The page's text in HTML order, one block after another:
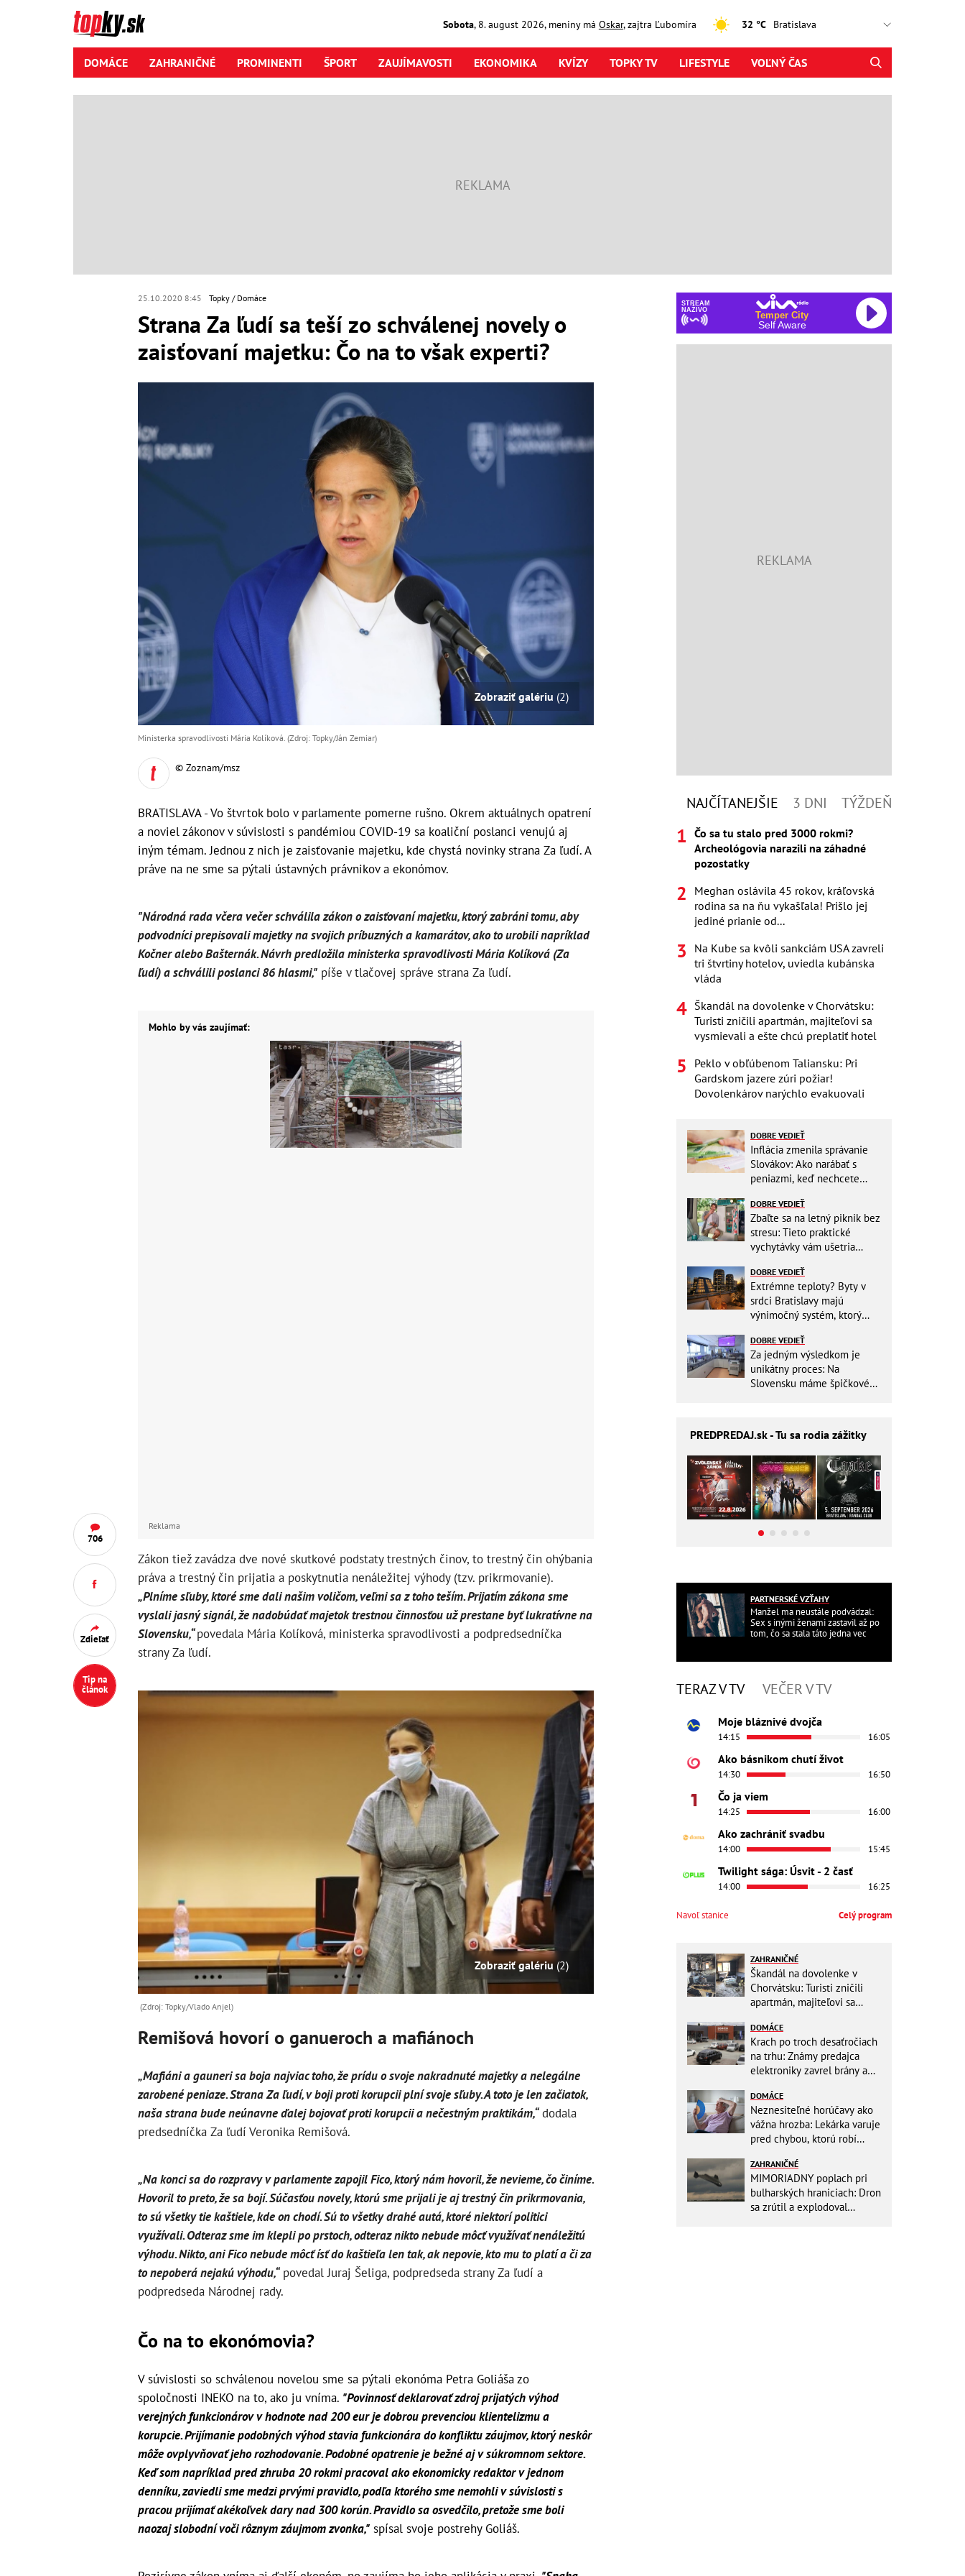
Sobota, 8. august2026, meniny má Oskar, zajtra Ľubomíra 32 °C
DOMÁCE ZAHRANIČNÉ PROMINENTI ŠPORT ZAUJÍMAVOSTI EKONOMIKA KVÍZY TOPKY TV LIFESTYLE VOĽNÝ ČAS
25.10.2020 8:45 Topky Domáce
Strana Za ľudí sa teší zo schválenej novely o
zaisťovaní majetku: Čo na to však experti?
706
Zdieľať
Tip na
článok
Zobraziť galériu (2)
Ministerka spravodlivosti Mária Kolíková. (Zdroj: Topky/Ján Zemiar)
© Zoznam/msz
BRATISLAVA - Vo štvrtok bolo v parlamente pomerne rušno. Okrem aktuálnych opatrení
a noviel zákonov v súvislosti s pandémiou COVID-19 sa koaliční poslanci venujú aj
iným témam. Jednou z nich je zaisťovanie majetku, kde chystá novinky strana Za ľudí. A
práve na ne sme sa pýtali ústavných právnikov a ekonómov.
"Národná rada včera večer schválila zákon o zaisťovaní majetku, ktorý zabráni tomu, aby
podvodníci prepisovali majetky na svojich príbuzných a kamarátov, ako to urobili napríklad
Kočner alebo Bašternák. Návrh predložila ministerka spravodlivosti Mária Kolíková (Za
ľudí) a schválili poslanci 86 hlasmi," píše v tlačovej správe strana Za ľudí.
Mohlo by vás zaujímať:
Reklama
Zákon tiež zavádza dve nové skutkové podstaty trestných činov, to trestný čin ohýbania
práva a trestný čin prijatia a poskytnutia nenáležitej výhody (tzv. prikrmovanie).
„Plníme sľuby, ktoré sme dali našim voličom, veľmi sa z toho teším. Prijatím zákona sme
vyslali jasný signál, že nadobúdať majetok trestnou činnosťou už prestane byť lukratívne na
Slovensku,“povedala Mária Kolíková, ministerka spravodlivosti a podpredsedníčka
strany Za ľudí.
Zobraziť galériu(2)
(Zdroj: Topky/Vlado Anjel)
Remišová hovorí o ganueroch a mafiánoch
„Mafiáni a gauneri sa boja najviac toho, že prídu o svoje nakradnuté majetky a nelegálne
zarobené peniaze. Strana Za ľudí, v boji proti korupcii plní svoje sľuby. A toto je len začiatok,
naša strana bude neúnavne ďalej bojovať proti korupcii a nečestným praktikám,“dodala
predsedníčka Za ľudí Veronika Remišová.
„Na konci sa do rozpravy v parlamente zapojil Fico, ktorý nám hovoril, že nevieme, čo činíme.
Hovoril to preto, že sa bojí. Súčasťou novely, ktorú sme prijali je aj trestný čin prikrmovania,
to sú všetky tie kaštiele, kde on chodí. Sú to všetky drahé autá, ktoré niektorí politici
využívali. Odteraz sme im klepli po prstoch, odteraz nikto nebude môcť využívať nenáležitú
výhodu. Nikto, ani Fico nebude môcť ísť do kaštieľa len tak, ak nepovie, kto mu to platí a či za
to nepoberá nejakú výhodu,“povedal Juraj Šeliga, podpredseda strany Za ľudí a
podpredseda Národnej rady.
Čo na to ekonómovia?
V súvislosti so schválenou novelou sme sa pýtali ekonóma Petra Goliáša zo
spoločnosti INEKO na to, ako ju vníma. "Povinnosť deklarovať zdroj prijatých výhod
verejných funkcionárov v hodnote nad 200 eur je dobrou prevenciou klientelizmu a
korupcie. Prijímanie podobných výhod stavia funkcionára do konfliktu záujmov, ktorý neskôr
môže ovplyvňovať jeho rozhodovanie. Podobné opatrenie je bežné aj v súkromnom sektore.
Keď som napríklad pred zhruba 20 rokmi pracoval ako ekonomicky redaktor v jednom
denníku, zaviedli sme medzi prvými pravidlo, podľa ktorého sme nemohli v súvislosti s
pracou prijímať akékoľvek dary nad 300 korún. Pravidlo sa osvedčilo, pretože sme boli
naozaj slobodní voči rôznym záujmom zvonka," spísal svoje postrehy Goliáš.
STREAM
NAŽIVO
Temper City
Self Aware
NAJČÍTANEJŠIE 3 DNI TÝŽDEŇ
Čo sa tu stalo pred 3000 rokmi?
Archeológovia narazili na záhadné
pozostatky
Meghan oslávila 45 rokov, kráľovská
rodina sa na ňu vykašľala! Prišlo jej
jediné prianie od...
Na Kube sa kvôli sankciám USA zavreli
tri štvrtiny hotelov, uviedla kubánska
vláda
Škandál na dovolenke v Chorvátsku:
Turisti zničili apartmán, majiteľovi sa
vysmievali a ešte chcú preplatiť hotel
Peklo v obľúbenom Taliansku: Pri
Gardskom jazere zúri požiar!
Dovolenkárov narýchlo evakuovali
DOBRE VEDIEŤ
Inflácia zmenila správanie
Slovákov: Ako narábať s
peniazmi, keď nechcete
DOBRE VEDIEŤ
Zbaľte sa na letný piknik bez
stresu: Tieto praktické
vychytávky vám ušetria
DOBRE VEDIEŤ
Extrémne teploty? Byty v
srdci Bratislavy majú
výnimočný systém, ktorý
DOBRE VEDIEŤ
Za jedným výsledkom je
unikátny proces: Na
Slovensku máme špičkové
PREDPREDAJ.sk - Tu sa rodia zážitky
PARTNERSKÉ VZŤAHY
Manžel ma neustále podvádzal:
Sex s inými ženami zastavil až po
tom, čo sa stala táto jedna vec
TERAZ V TV VEČER V TV
Moje bláznivé dvojča
14:15 16:05
Ako básnikom chutí život
14:30 16:50
Čo ja viem
14:25 16:00
Ako zachrániť svadbu
14:00 15:45
Twilight sága: Úsvit - 2 časť
14:00 16:25
Navoľ stanice Celý program
ZAHRANIČNÉ
Škandál na dovolenke v
Chorvátsku: Turisti zničili
apartmán, majiteľovi sa
preplatiť hotel
DOMÁCE
Krach po troch desaťročiach
na trhu: Známy predajca
elektroniky zavrel brány a
DOMÁCE
Neznesiteľné horúčavy ako
vážna hrozba: Lekárka varuje
pred chybou, ktorú robí
ZAHRANIČNÉ
MIMORIADNY poplach pri
bulharských hraniciach: Dron
sa zrútil a explodoval